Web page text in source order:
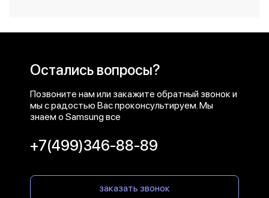
Остались вопросы?
Позвоните нам или закажите обратный звонок и
мы с радостью Вас проконсультируем. Мы
знаем о Samsung все
+7(499)346-88-89
заказать звонок